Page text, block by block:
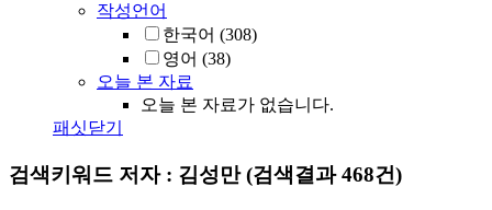
작성언어
한국어 (308)
영어 (38)
오늘 본 자료
오늘 본 자료가 없습니다.
패싯닫기
검색키워드 저자 : 김성만(검색결과 468건)